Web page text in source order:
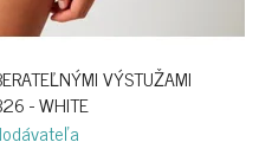
VÝSTUŽAMI
- WHITE